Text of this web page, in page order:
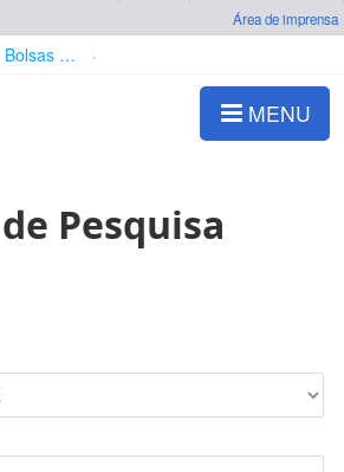
Área de imprensa
Bolsas e Auxílios Vigentes
MENU
Pesquisa